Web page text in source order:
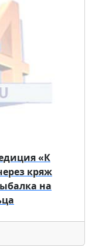
«К
кряж
на